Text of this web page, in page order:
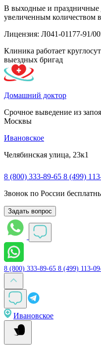
В выходные и праздничные
увеличенным количеством
Лицензия: Л041-01177-91/
Клиника работает
выездных бригад
Домашний доктор
Срочное выведение из
Москвы
Ивановское
Челябинская улица, 23к1
8 (800) 333-89-65 8 (499)
Звонок по России
Задать вопрос
8 (800) 333-89-65 8 (499) 113-
Ивановское